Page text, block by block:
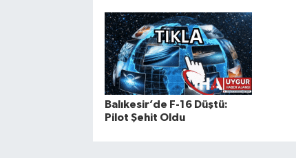
Balıkesir’de F-16 Düştü:
Pilot Şehit Oldu